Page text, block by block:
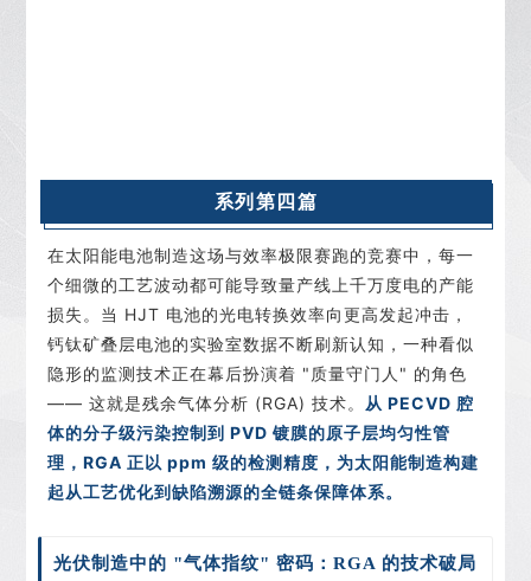
系列第四篇
在太阳能电池制造这场与效率极限赛跑的竞赛中，每一
个细微的工艺波动都可能导致量产线上千万度电的产能
损失。当 HJT 电池的光电转换效率向更高发起冲击，
钙钛矿叠层电池的实验室数据不断刷新认知，一种看似
隐形的监测技术正在幕后扮演着 "质量守门人" 的角色
—— 这就是残余气体分析 (RGA) 技术。 从 PECVD 腔
体的分子级污染控制到 PVD 镀膜的原子层均匀性管
理，RGA 正以 ppm 级的检测精度，为太阳能制造构建
起从工艺优化到缺陷溯源的全链条保障体系。
光伏制造中的 "气体指纹" 密码：RGA 的技术破局